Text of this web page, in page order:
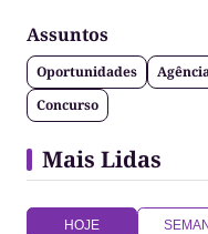
Assuntos
Oportunidades
Concurso
Mais Lidas
HOJE